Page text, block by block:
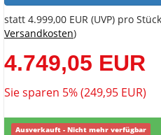
statt 4.999,00 EUR (UVP) pro
Versandkosten)
4.749,05 EUR
Sie sparen 5% (249,95 EUR)
Ausverkauft - Nicht mehr verfügbar